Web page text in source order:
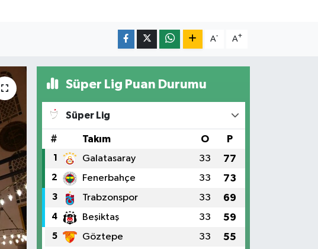
A- A+
Süper Lig Puan Durumu
Süper Lig
# Takım O P
1 Galatasaray 33 77
2 Fenerbahçe 33 73
3 Trabzonspor 33 69
4 Beşiktaş 33 59
5 Göztepe 33 55